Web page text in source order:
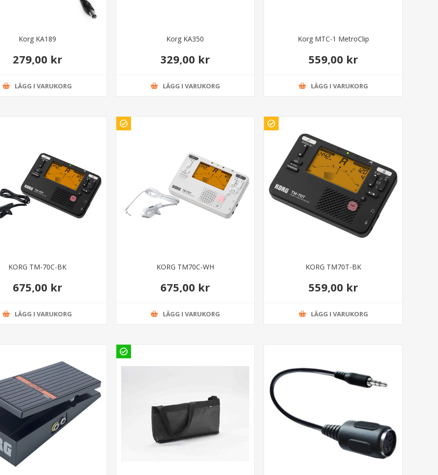
Korg KA189
279,00 kr
LÄGG I VARUKORG
Korg KA350
329,00 kr
LÄGG I VARUKORG
Korg MTC-1 MetroClip
559,00 kr
LÄGG I VARUKORG
KORG TM-70C-BK
675,00 kr
LÄGG I VARUKORG
KORG TM70C-WH
675,00 kr
LÄGG I VARUKORG
KORG TM70T-BK
559,00 kr
LÄGG I VARUKORG